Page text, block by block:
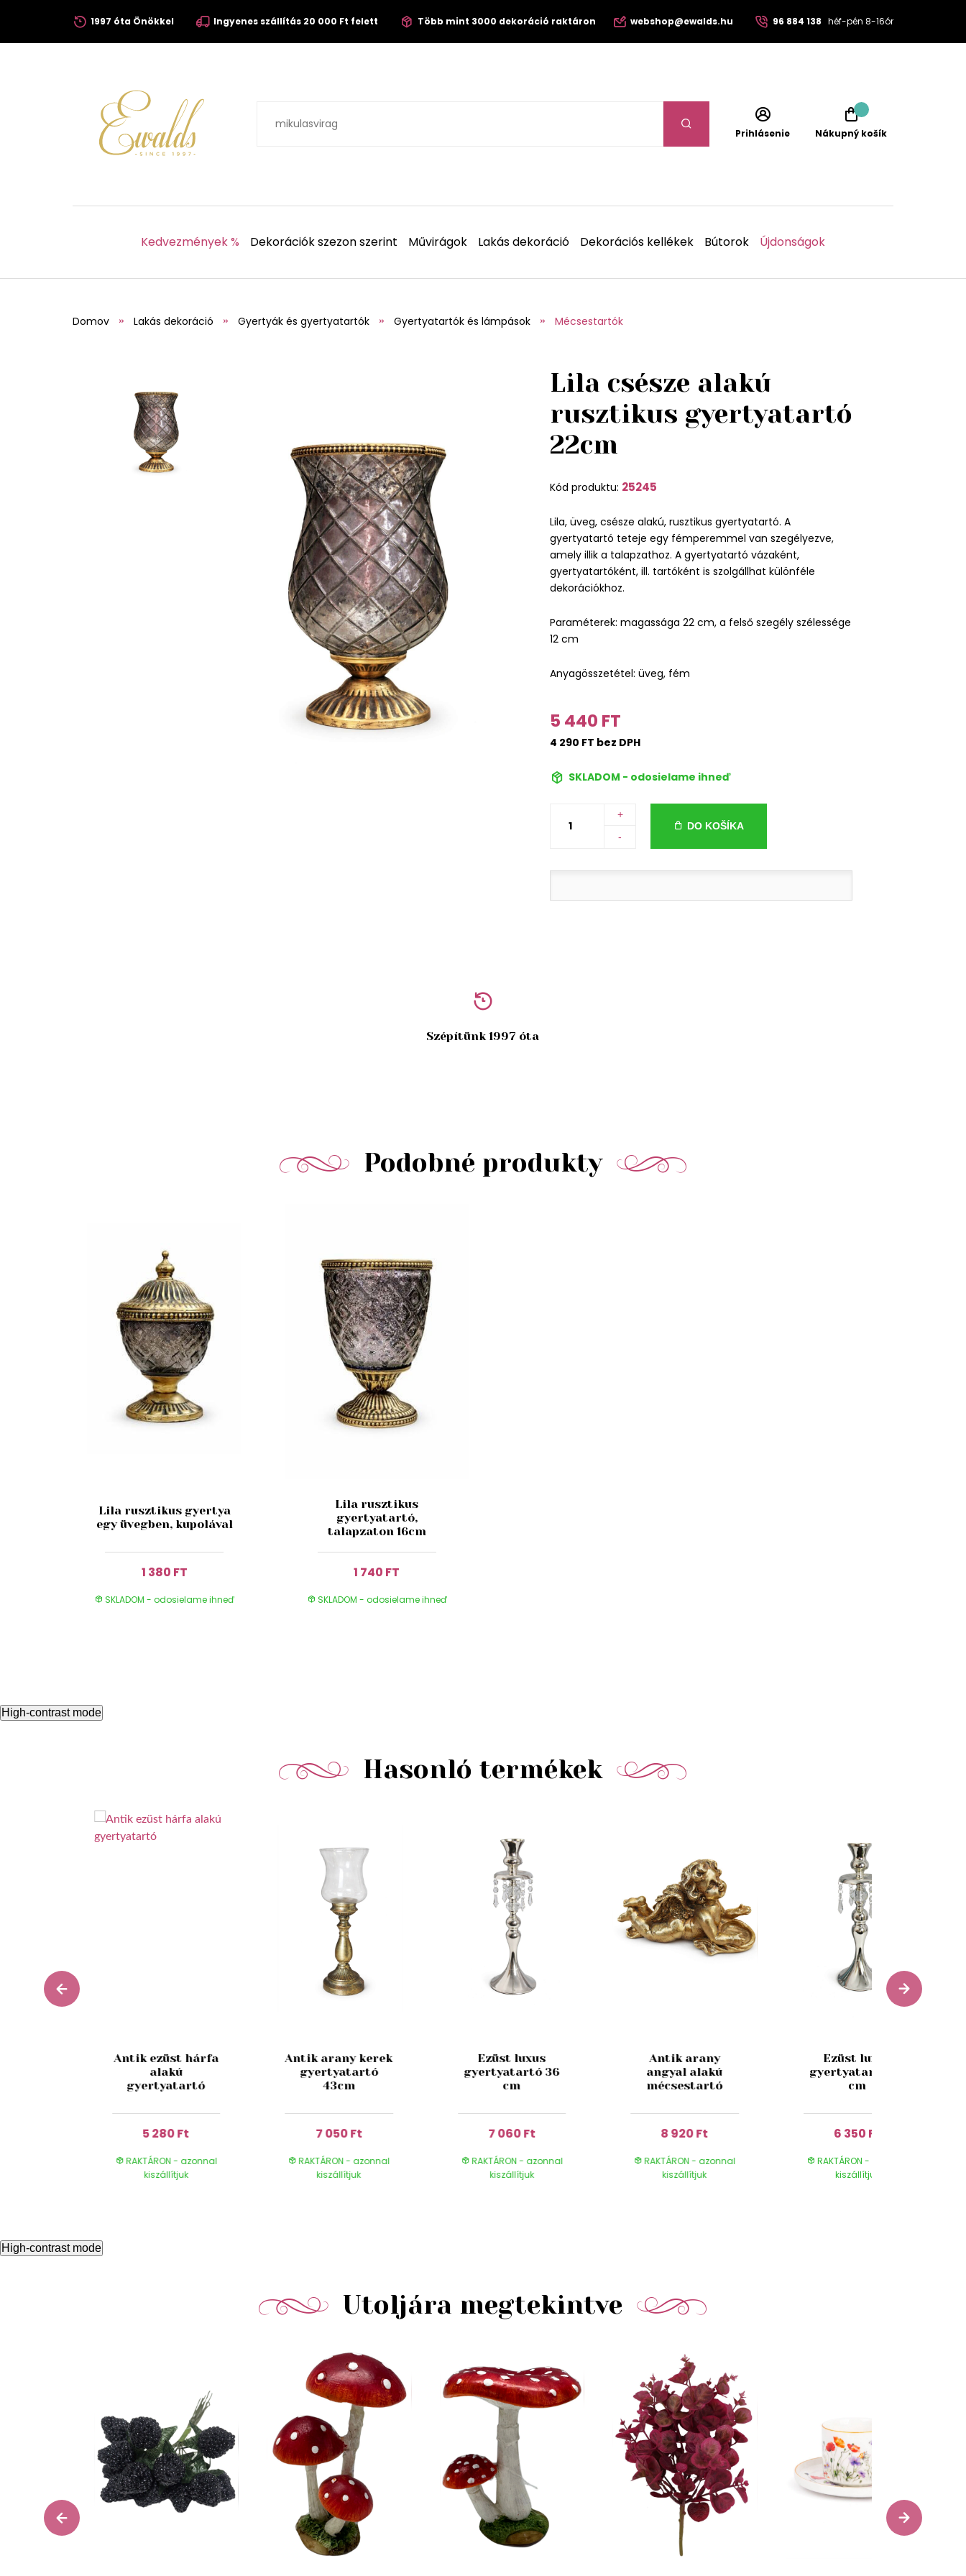
1997 óta Önökkel Ingyenes szállítás 20 000 Ft felett Több mint 3000 dekoráció raktáron webshop@ewalds.hu 96 884 138 héf-pén 8-16ór
Prihlásenie Nákupný košík
Kedvezmények % Dekorációk szezon szerint Művirágok Lakás dekoráció Dekorációs kellékek Bútorok Újdonságok
Domov Lakás dekoráció Gyertyák és gyertyatartók Gyertyatartók és lámpások Mécsestartók
Lila csésze alakú
rusztikus gyertyatartó
22cm
Kód produktu: 25245
Lila, üveg, csésze alakú, rusztikus gyertyatartó. A
gyertyatartó teteje egy fémperemmel van szegélyezve,
amely illik a talapzathoz. A gyertyatartó vázaként,
gyertyatartóként, ill. tartóként is szolgállhat különféle
dekorációkhoz.
Paraméterek: magassága 22 cm, a felső szegély szélessége
12 cm
Anyagösszetétel: üveg, fém
5 440 FT
4 290 FT bez DPH
SKLADOM - odosielame ihneď
+
-
DO KOŠÍKA
Szépítünk 1997 óta
Podobné produkty
Lila rusztikus gyertya
egy üvegben, kupolával
1 380 FT
SKLADOM - odosielame ihneď
Lila rusztikus
gyertyatartó,
talapzaton 16cm
1 740 FT
SKLADOM - odosielame ihneď
High-contrast mode
Hasonló termékek
Antik ezüst hárfa
alakú
gyertyatartó
5 280 Ft
RAKTÁRON - azonnal
kiszállítjuk
Antik arany kerek
gyertyatartó
43cm
7 050 Ft
RAKTÁRON - azonnal
kiszállítjuk
Ezüst luxus
gyertyatartó 36
cm
7 060 Ft
RAKTÁRON - azonnal
kiszállítjuk
Antik arany
angyal alakú
mécsestartó
8 920 Ft
RAKTÁRON - azonnal
kiszállítjuk
Ezüst luxus
gyertyatartó 32
cm
6 350 Ft
RAKTÁRON - azonnal
kiszállítjuk
High-contrast mode
Utoljára megtekintve